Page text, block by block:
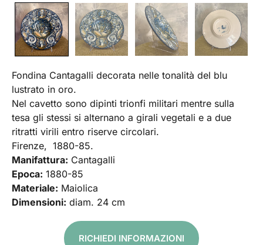
Fondina Cantagalli decorata nelle tonalità del blu
lustrato in oro.
Nel cavetto sono dipinti trionfi militari mentre sulla
tesa gli stessi si alternano a girali vegetali e a due
ritratti virili entro riserve circolari.
Firenze, 1880-85.
Manifattura: Cantagalli
Epoca: 1880-85
Materiale: Maiolica
Dimensioni: diam. 24 cm
RICHIEDI INFORMAZIONI